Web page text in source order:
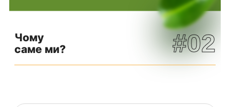
Чому
саме ми?
#02